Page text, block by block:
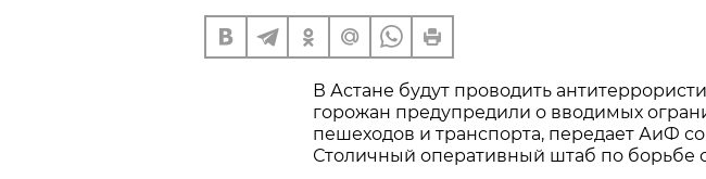
В Астане будут проводить
горожан предупредили о вводимых
пешеходов и транспорта, передает АиФ
Столичный оперативный штаб по борьбе